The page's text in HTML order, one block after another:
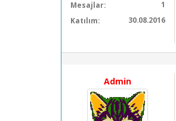
Mesajlar:
1
Katılım:
30.08.2016
Admin